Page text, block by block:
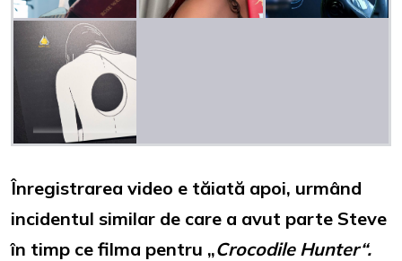
Înregistrarea video e tăiată apoi, urmând
incidentul similar de care a avut parte Steve
în timp ce filma pentru „Crocodile Hunter“.